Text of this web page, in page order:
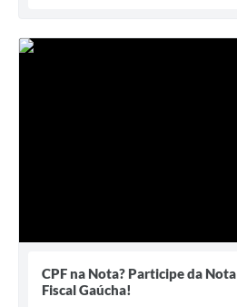
CPF na Nota? Participe da Nota
Fiscal Gaúcha!